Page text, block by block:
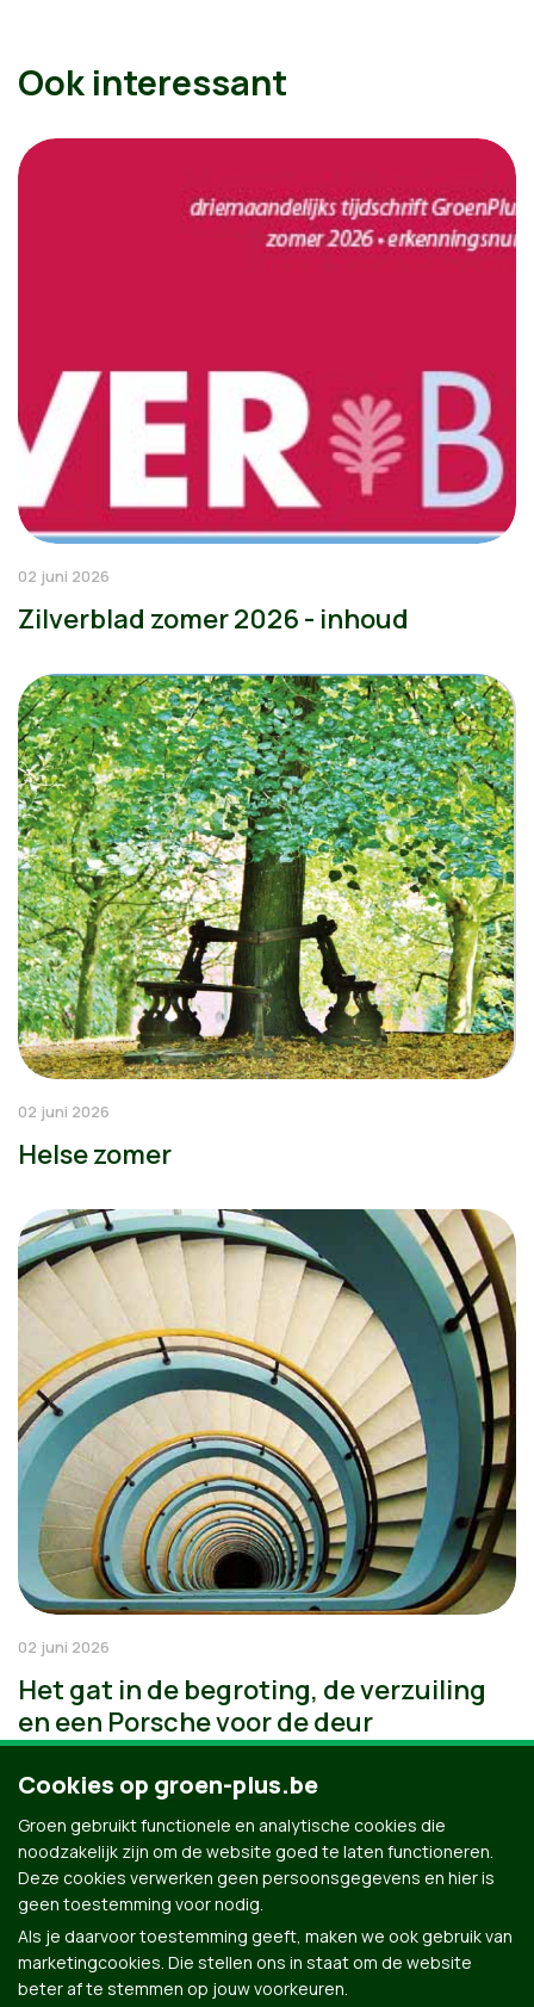
Ook interessant
02 juni 2026
Zilverblad zomer 2026 - inhoud
02 juni 2026
Helse zomer
02 juni 2026
Het gat in de begroting, de verzuiling
en een Porsche voor de deur
Cookies op groen-plus.be
Groen gebruikt functionele en analytische cookies die
noodzakelijk zijn om de website goed te laten functioneren.
Deze cookies verwerken geen persoonsgegevens en hier is
geen toestemming voor nodig.
Als je daarvoor toestemming geeft, maken we ook gebruik van
marketingcookies. Die stellen ons in staat om de website
beter af te stemmen op jouw voorkeuren.